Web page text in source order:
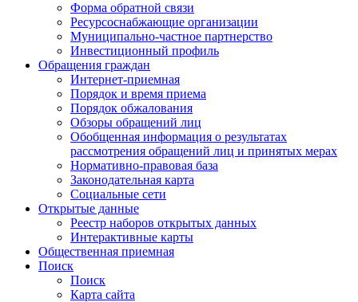
Форма обратной связи
Ресурсоснабжающие организации
Муниципально-частное партнерство
Инвестиционный профиль
Обращения граждан
Интернет-приемная
Порядок и время приема
Порядок обжалования
Обзоры обращений лиц
Обобщенная информация о результатах
рассмотрения обращений лиц и принятых мерах
Нормативно-правовая база
Законодательная карта
Социальные сети
Открытые данные
Реестр наборов открытых данных
Интерактивные карты
Общественная приемная
Поиск
Поиск
Карта сайта